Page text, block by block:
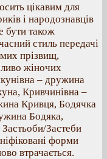
цікавим для
і народознавців
бути також
стиль передачі
прізвищ,
жіночих
– дружина
Кривчинівна –
Кривця, Бодячка
Бодяка,
Застеби
форми
втрачається.